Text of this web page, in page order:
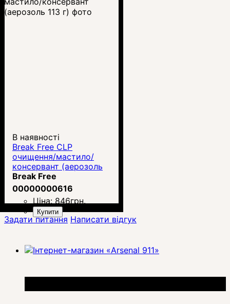
В наявності
Break Free CLP
очищення/мастило/
консервант (аерозоль
113 г)
Break Free
00000000616
Ціна: 846грн.
Купити
Задати питання Написати відгук